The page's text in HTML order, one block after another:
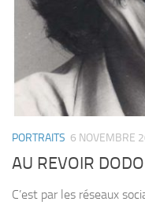
PORTRAITS 6 NOVEMBRE
AU REVOIR
C’est par les réseaux